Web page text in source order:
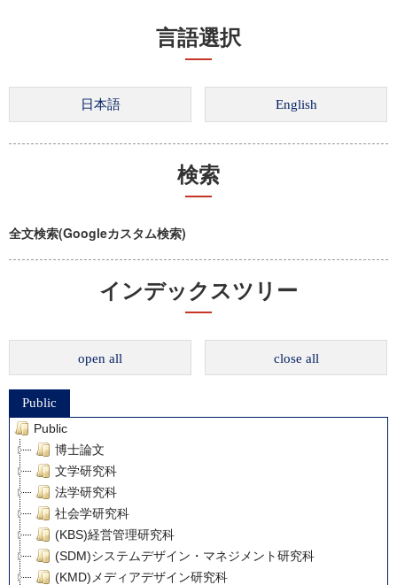
言語選択
検索
全文検索(Googleカスタム検索)
インデックスツリー
open all close all
Public
Public
博士論文
文学研究科
法学研究科
社会学研究科
(KBS)経営管理研究科
(SDM)システムデザイン・マネジメント研究科
(KMD)メディアデザイン研究科